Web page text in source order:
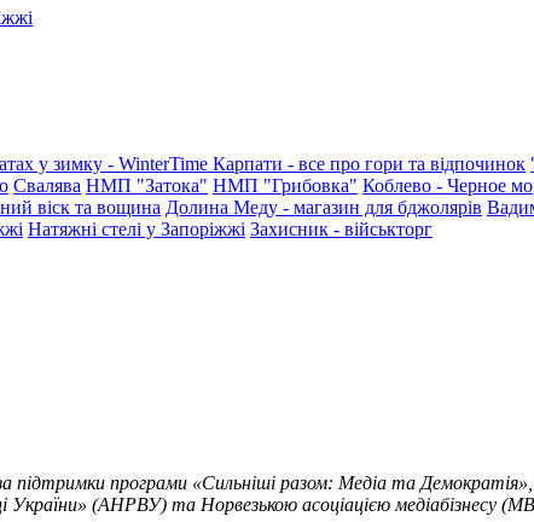
у зимку - WinterTime Карпати - все про гори та відпочинок
Свалява НМП "Затока" НМП "Грибовка" Коблево - Черное
віск та вощина Долина Меду - магазин для бджолярів
Натяжні стелі у Запоріжжі Захисник - військторг
підтримки програми «Сильніші разом: Медіа та
України» (АНРВУ) та Норвезькою асоціацією медіабізнесу